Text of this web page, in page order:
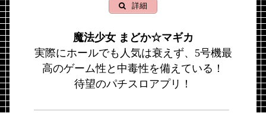
詳細
魔法少女 まどか☆マギカ
実際にホールでも人気は衰えず、5号機最
高のゲーム性と中毒性を備えている！
待望のパチスロアプリ！